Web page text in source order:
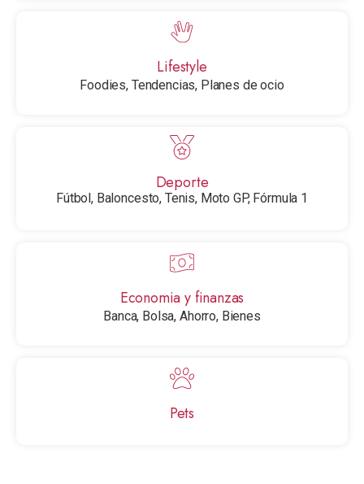
Lifestyle
Foodies, Tendencias, Planes de ocio
Deporte
Fútbol, Baloncesto, Tenis, Moto GP, Fórmula 1
Economia y finanzas​
Banca, Bolsa, Ahorro, Bienes
Pets